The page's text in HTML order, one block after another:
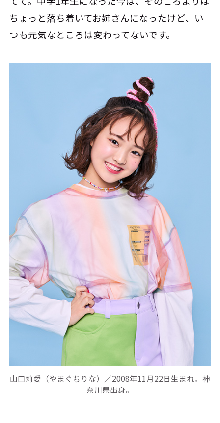
ちょっと落ち着いてお姉さんになったけど、い
つも元気なところは変わってないです。
山口莉愛（やまぐちりな）／2008年11月22日生まれ。神
奈川県出身。